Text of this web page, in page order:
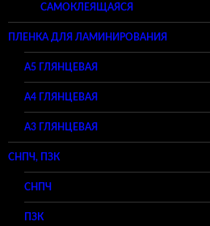
САМОКЛЕЯЩАЯСЯ
ПЛЕНКА ДЛЯ ЛАМИНИРОВАНИЯ
A5 ГЛЯНЦЕВАЯ
А4 ГЛЯНЦЕВАЯ
A3 ГЛЯНЦЕВАЯ
СНПЧ, ПЗК
СНПЧ
ПЗК